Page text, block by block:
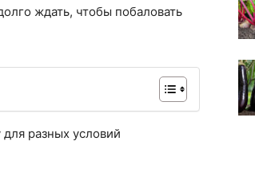
ждать, чтобы побаловать
разных условий